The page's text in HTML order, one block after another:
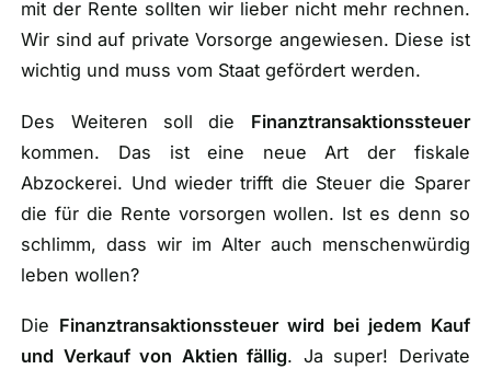
mit der Rente sollten wir lieber nicht mehr rechnen.
Wir sind auf private Vorsorge angewiesen. Diese ist
wichtig und muss vom Staat gefördert werden.
Des Weiteren soll die Finanztransaktionssteuer
kommen. Das ist eine neue Art der fiskale
Abzockerei. Und wieder trifft die Steuer die Sparer
die für die Rente vorsorgen wollen. Ist es denn so
schlimm, dass wir im Alter auch menschenwürdig
leben wollen?
Die Finanztransaktionssteuer wird bei jedem Kauf
und Verkauf von Aktien fällig. Ja super! Derivate